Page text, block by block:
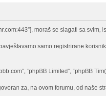
moraš se slagati sa
samo registrirane
“phpBB Limited”, “phpBB
za, na ovom forumu, od naše